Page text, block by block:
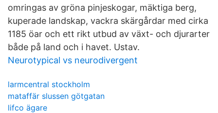
omringas av gröna pinjeskogar, mäktiga berg,
kuperade landskap, vackra skärgårdar med cirka
1185 öar och ett rikt utbud av växt- och djurarter
både på land och i havet. Ustav.
Neurotypical vs neurodivergent
larmcentral stockholm
mataffär slussen götgatan
lifco ägare